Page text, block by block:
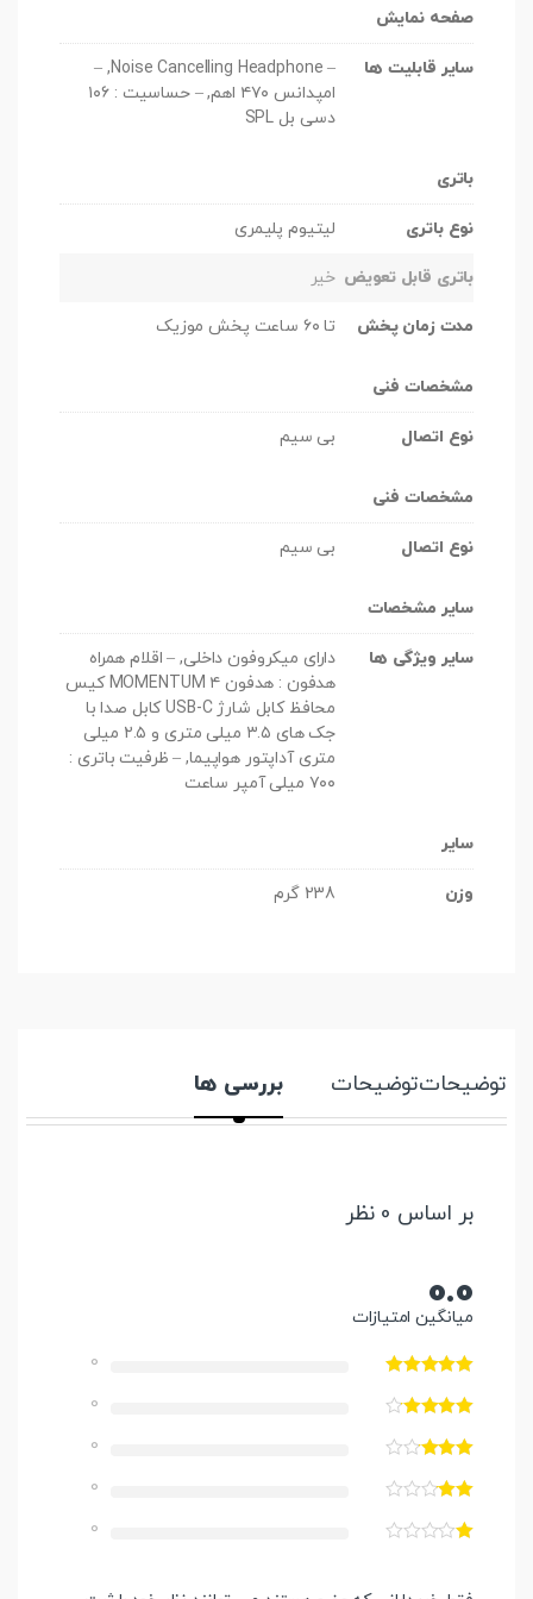
صفحه نمایش
سایر قابلیت ها
– Noise Cancelling Headphone, –
امپدانس ۴۷۰ اهم, – حساسیت : ۱۰۶
دسی بل SPL
باتری
نوع باتری لیتیوم پلیمری
باتری قابل تعویض خیر
مدت زمان پخش تا ۶۰ ساعت پخش موزیک
مشخصات فنی
نوع اتصال بی سیم
مشخصات فنی
نوع اتصال بی سیم
سایر مشخصات
سایر ویژگی ها
دارای میکروفون داخلی, – اقلام همراه
هدفون : هدفون MOMENTUM ۴ کیس
محافظ کابل شارژ USB-C کابل صدا با
جک های ۳.۵ میلی متری و ۲.۵ میلی
متری آداپتور هواپیما, – ظرفیت باتری :
۷۰۰ میلی آمپر ساعت
سایر
وزن 238 گرم
توضیحاتتوضیحات بررسی ها
بر اساس 0 نظر
0.0
میانگین امتیازات
0
0
0
0
0